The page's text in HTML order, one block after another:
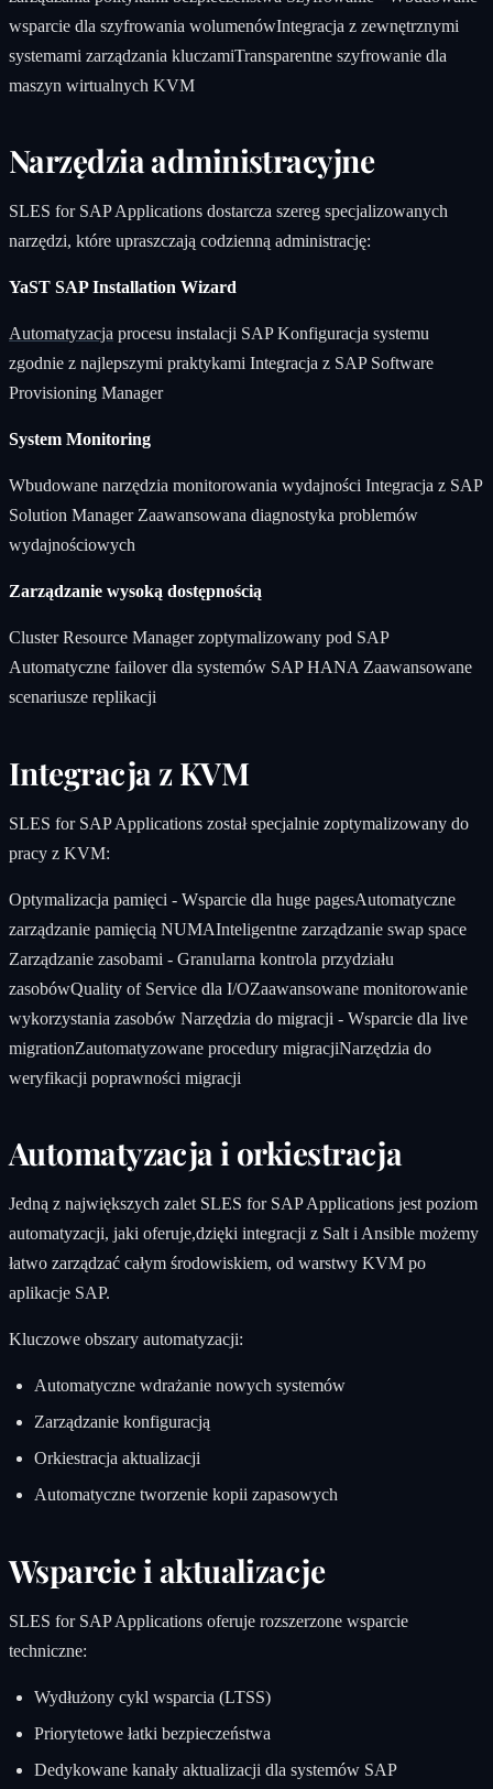
wsparcie dla szyfrowania wolumenówIntegracja z zewnętrznymi
systemami zarządzania kluczamiTransparentne szyfrowanie dla
maszyn wirtualnych KVM
Narzędzia administracyjne
SLES for SAP Applications dostarcza szereg specjalizowanych
narzędzi, które upraszczają codzienną administrację:
YaST SAP Installation Wizard
Automatyzacja procesu instalacji SAP Konfiguracja systemu
zgodnie z najlepszymi praktykami Integracja z SAP Software
Provisioning Manager
System Monitoring
Wbudowane narzędzia monitorowania wydajności Integracja z SAP
Solution Manager Zaawansowana diagnostyka problemów
wydajnościowych
Zarządzanie wysoką dostępnością
Cluster Resource Manager zoptymalizowany pod SAP
Automatyczne failover dla systemów SAP HANA Zaawansowane
scenariusze replikacji
Integracja z KVM
SLES for SAP Applications został specjalnie zoptymalizowany do
pracy z KVM:
Optymalizacja pamięci - Wsparcie dla huge pagesAutomatyczne
zarządzanie pamięcią NUMAInteligentne zarządzanie swap space
Zarządzanie zasobami - Granularna kontrola przydziału
zasobówQuality of Service dla I/OZaawansowane monitorowanie
wykorzystania zasobów Narzędzia do migracji - Wsparcie dla live
migrationZautomatyzowane procedury migracjiNarzędzia do
weryfikacji poprawności migracji
Automatyzacja i orkiestracja
Jedną z największych zalet SLES for SAP Applications jest poziom
automatyzacji, jaki oferuje,dzięki integracji z Salt i Ansible możemy
łatwo zarządzać całym środowiskiem, od warstwy KVM po
aplikacje SAP.
Kluczowe obszary automatyzacji:
Automatyczne wdrażanie nowych systemów
Zarządzanie konfiguracją
Orkiestracja aktualizacji
Automatyczne tworzenie kopii zapasowych
Wsparcie i aktualizacje
SLES for SAP Applications oferuje rozszerzone wsparcie
techniczne:
Wydłużony cykl wsparcia (LTSS)
Priorytetowe łatki bezpieczeństwa
Dedykowane kanały aktualizacji dla systemów SAP